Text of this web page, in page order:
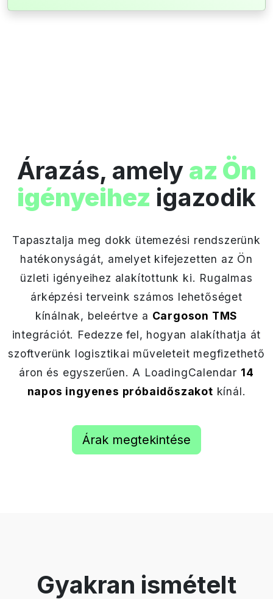
Árazás, amely az Ön
igényeihez igazodik
Tapasztalja meg dokk ütemezési rendszerünk
hatékonyságát, amelyet kifejezetten az Ön
üzleti igényeihez alakítottunk ki. Rugalmas
árképzési terveink számos lehetőséget
kínálnak, beleértve a Cargoson TMS
integrációt. Fedezze fel, hogyan alakíthatja át
szoftverünk logisztikai műveleteit megfizethető
áron és egyszerűen. A LoadingCalendar 14
napos ingyenes próbaidőszakot kínál.
Árak megtekintése
Gyakran ismételt